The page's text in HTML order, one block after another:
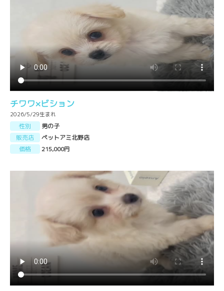
チワワ×ビション
2026/5/29生まれ
性別
男の子
販売店
ペットアミ北野店
価格
215,000円